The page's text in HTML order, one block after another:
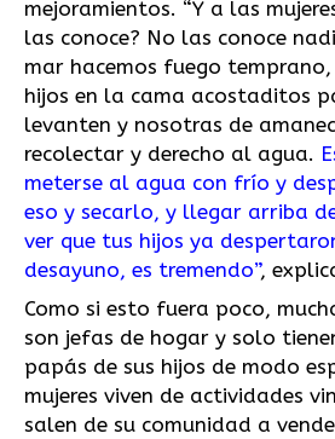
mejoramientos. “Y a las
las conoce? No las conoce
mar hacemos fuego
hijos en la cama acostaditos
levanten y nosotras de
recolectar y derecho al agua.
meterse al agua con frío y
eso y secarlo, y llegar arriba
ver que tus hijos ya
desayuno, es tremendo”,
Como si esto fuera poco,
son jefas de hogar y solo
papás de sus hijos de modo
mujeres viven de actividades
salen de su comunidad a